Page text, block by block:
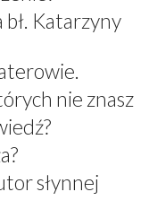
Katarzyny
nie znasz
słynnej